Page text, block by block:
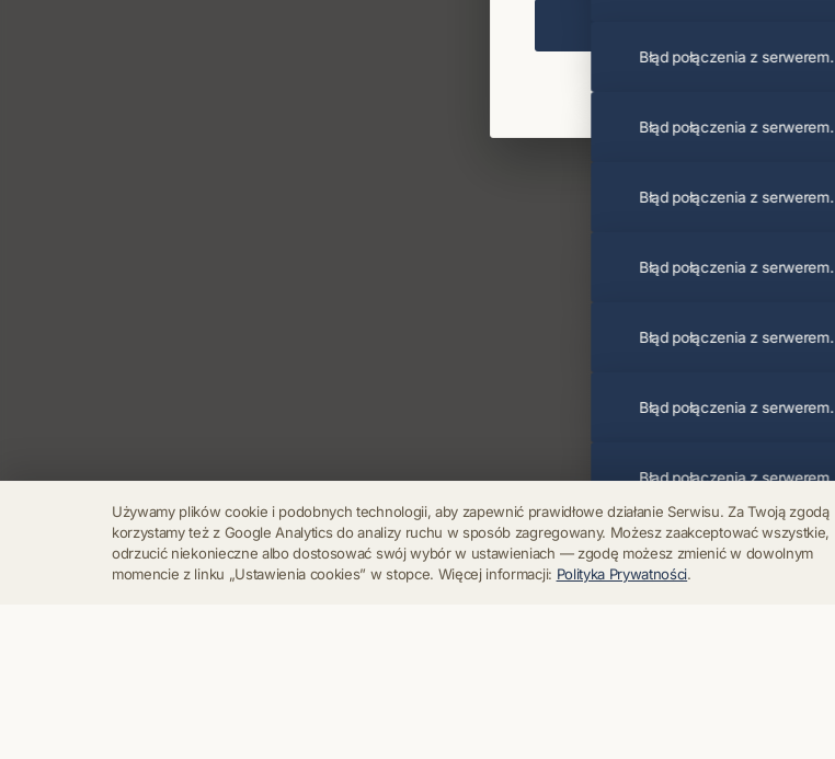
RegulaminPolityka PrywatnościKontaktUstawienia cookies
Używamy plików cookie i podobnych technologii, aby zapewnić prawidłowe działanie Serwisu. Za Twoją zgodą
korzystamy też z Google Analytics do analizy ruchu w sposób zagregowany. Możesz zaakceptować wszystkie,
odrzucić niekonieczne albo dostosować swój wybór w ustawieniach — zgodę możesz zmienić w dowolnym
momencie z linku „Ustawienia cookies” w stopce. Więcej informacji: Polityka Prywatności.
Błąd połączenia z serwerem.
Błąd połączenia z serwerem.
Błąd połączenia z serwerem.
Błąd połączenia z serwerem.
Błąd połączenia z serwerem.
Błąd połączenia z serwerem.
Błąd połączenia z serwerem.
Błąd połączenia z serwerem.